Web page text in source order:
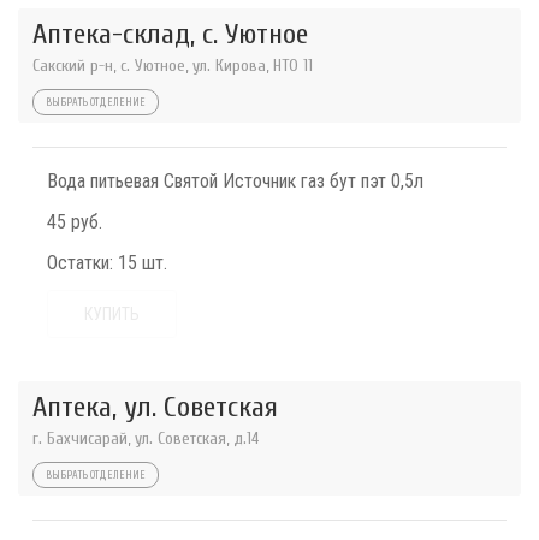
Аптека-склад, с. Уютное
Сакский р-н, с. Уютное, ул. Кирова, НТО 11
ВЫБРАТЬ ОТДЕЛЕНИЕ
Вода питьевая Святой Источник газ бут пэт 0,5л
45 руб.
Остатки: 15 шт.
Аптека, ул. Советская
г. Бахчисарай, ул. Советская, д.14
ВЫБРАТЬ ОТДЕЛЕНИЕ